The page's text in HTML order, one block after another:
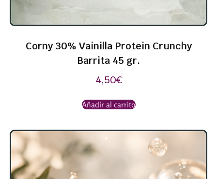
Corny 30% Vainilla Protein Crunchy
Barrita 45 gr.
4,50€
Añadir al carrito